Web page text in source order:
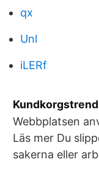
qx
Unl
iLERf
Webbplatsen
Läs mer Du
sakerna eller